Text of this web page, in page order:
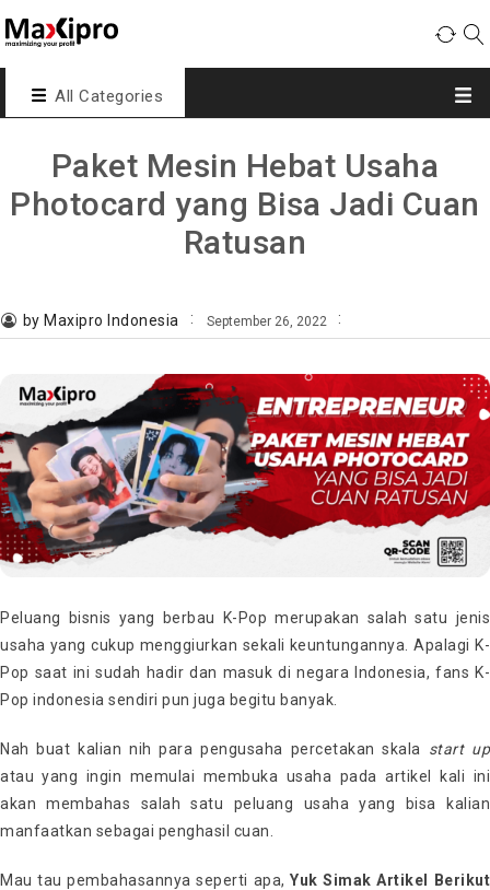
All Categories
Paket Mesin Hebat Usaha
Photocard yang Bisa Jadi Cuan
Ratusan
by Maxipro Indonesia September 26, 2022
Entrepreneur
Peluang bisnis yang berbau K-Pop merupakan salah satu jenis
usaha yang cukup menggiurkan sekali keuntungannya. Apalagi K-
Pop saat ini sudah hadir dan masuk di negara Indonesia, fans K-
Pop indonesia sendiri pun juga begitu banyak.
Nah buat kalian nih para pengusaha percetakan skala start up
atau yang ingin memulai membuka usaha pada artikel kali ini
akan membahas salah satu peluang usaha yang bisa kalian
manfaatkan sebagai penghasil cuan.
Mau tau pembahasannya seperti apa,Yuk Simak Artikel Berikut